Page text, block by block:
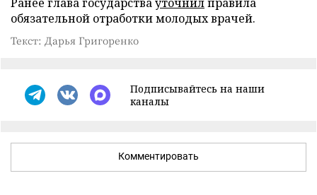
обязательной отработки молодых врачей.
Текст: Дарья Григоренко
Подписывайтесь на наши
каналы
Комментировать